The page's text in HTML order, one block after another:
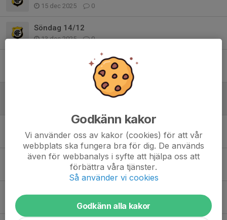
15 dec 2025 0
Söndag 14/12
13 dec 2025 0
ÄNTLIGEN DAGS FÖR JULGRANAR!
0
Inställd träning 23 november!
14 okt 2025 0
En god nyhet i ishallen
6 okt 2025 0
Fritidskortet
26 sep 2025 0
Godkänn kakor
Vi använder oss av kakor (cookies) för att vår
webbplats ska fungera bra för dig. De används
även för webbanalys i syfte att hjälpa oss att
förbättra våra tjänster.
Så använder vi cookies
Godkänn alla kakor